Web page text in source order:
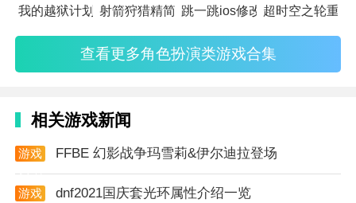
战场环境和细腻的枪械模型，为玩家带来视觉上的享
受。
择，每种武器都有独特的射击体验和战术用途。
3. 紧张氛围：游戏中的战斗场景设计紧凑且充满挑战，
恐怖分子的存在让玩家时刻保持紧张状态。
我的越狱计划官方版射箭狩猎精简版跳一跳ios修改版超时空之轮重制
查看更多角色扮演类游戏合集
相关游戏新闻
游戏
FFBE 幻影战争玛雪莉&伊尔迪拉登场
游戏
dnf2021国庆套光环属性介绍一览